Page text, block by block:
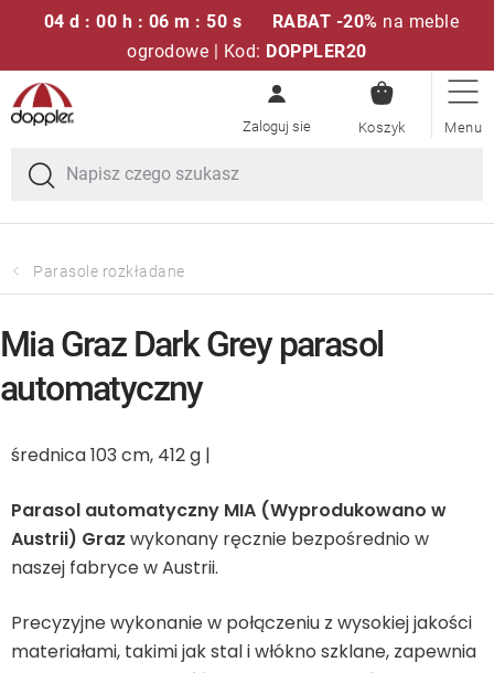
04 d : 00 h : 06 m : 50 s RABAT -20% na meble
ogrodowe | Kod: DOPPLER20
Przejść
do
treści
KOSZYK
Zestawy sof
Parasole ogrodowe
Poduszki i poduszki siedziskowe
Leżaki
Akcesoria
Parasole
Parasole rozkładane
średnica 103 cm, 412 g |
Parasol automatyczny MIA (Wyprodukowano w
Austrii) Graz wykonany ręcznie bezpośrednio w
naszej fabryce w Austrii.
Precyzyjne wykonanie w połączeniu z wysokiej jakości
materiałami, takimi jak stal i włókno szklane, zapewnia
Mia Graz Dark Grey parasol
automatyczny